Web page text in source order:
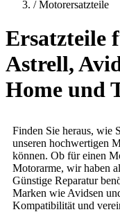
/ Motorersatzteile
Ersatzteile
Astrell,
Home und
Finden Sie heraus, wie
unseren hochwertigen
können. Ob für einen
Motorarme, wir haben
Günstige Reparatur
Marken wie Avidsen
Kompatibilität und